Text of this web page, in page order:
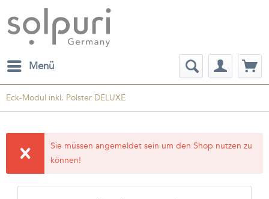
Menü
Eck-Modul inkl. Polster DELUXE
Sie müssen angemeldet sein um den Shop nutzen zu
können!